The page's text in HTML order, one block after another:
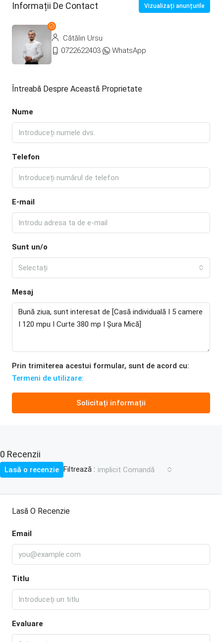
Informații De Contact Vizualizați anunțurile
Cătălin Ursu
0722622403
WhatsApp
Întreabă Despre Această Proprietate
Nume
Telefon
E-mail
Sunt un/o
Selectați
Mesaj
Prin trimiterea acestui formular, sunt de acord cu:
Termeni de utilizare:
Solicitați informații
0 Recenzii
Filtrează : implicit Comandă
Lasă o recenzie
Lasă O Recenzie
Email
Titlu
Evaluare